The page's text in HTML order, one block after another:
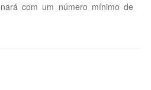
com um número mínimo de